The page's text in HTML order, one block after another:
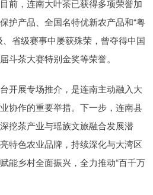
前，连南大叶茶已获得多项荣誉加
护产品、全国名特优新农产品和“粤
省级赛事中屡获殊荣，曾夺得中国
斗茶大赛特别金奖等荣誉。
开展专场推介，是连南主动融入大
协作的重要举措。下一步，连南县
挖茶产业与瑶族文旅融合发展潜
特色农业品牌，持续深化与大湾区
能乡村全面振兴，全力推动“百千万